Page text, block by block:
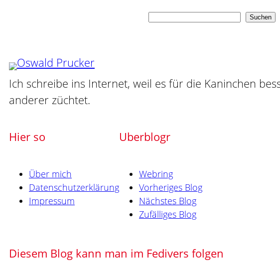
Suchen
Ich schreibe ins Internet, weil es für die Kaninchen
anderer züchtet.
Hier so
Über mich
Datenschutzerklärung
Impressum
Uberblogr
Webring
Vorheriges Blog
Nächstes Blog
Zufälliges Blog
Diesem Blog kann man im Fedivers folgen